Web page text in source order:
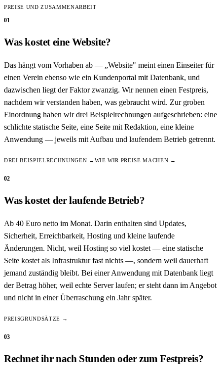
PREISE UND ZUSAMMENARBEIT
01
Was kostet eine Website?
Das hängt vom Vorhaben ab — „Website" meint einen Einseiter für
einen Verein ebenso wie ein Kundenportal mit Datenbank, und
dazwischen liegt der Faktor zwanzig. Wir nennen einen Festpreis,
nachdem wir verstanden haben, was gebraucht wird. Zur groben
Einordnung haben wir drei Beispielrechnungen aufgeschrieben: eine
schlichte statische Seite, eine Seite mit Redaktion, eine kleine
Anwendung — jeweils mit Aufbau und laufendem Betrieb getrennt.
DREI BEISPIELRECHNUNGEN → WIE WIR PREISE MACHEN →
02
Was kostet der laufende Betrieb?
Ab 40 Euro netto im Monat. Darin enthalten sind Updates,
Sicherheit, Erreichbarkeit, Hosting und kleine laufende
Änderungen. Nicht, weil Hosting so viel kostet — eine statische
Seite kostet als Infrastruktur fast nichts —, sondern weil dauerhaft
jemand zuständig bleibt. Bei einer Anwendung mit Datenbank liegt
der Betrag höher, weil echte Server laufen; er steht dann im Angebot
und nicht in einer Überraschung ein Jahr später.
PREISGRUNDSÄTZE →
03
Rechnet ihr nach Stunden oder zum Festpreis?